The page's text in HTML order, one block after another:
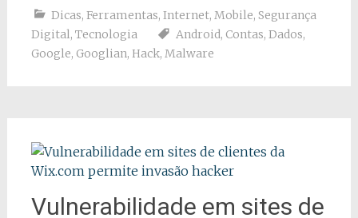
Dicas, Ferramentas, Internet, Mobile, Segurança
Digital, Tecnologia Android, Contas, Dados,
Google, Googlian, Hack, Malware
Vulnerabilidade em sites de